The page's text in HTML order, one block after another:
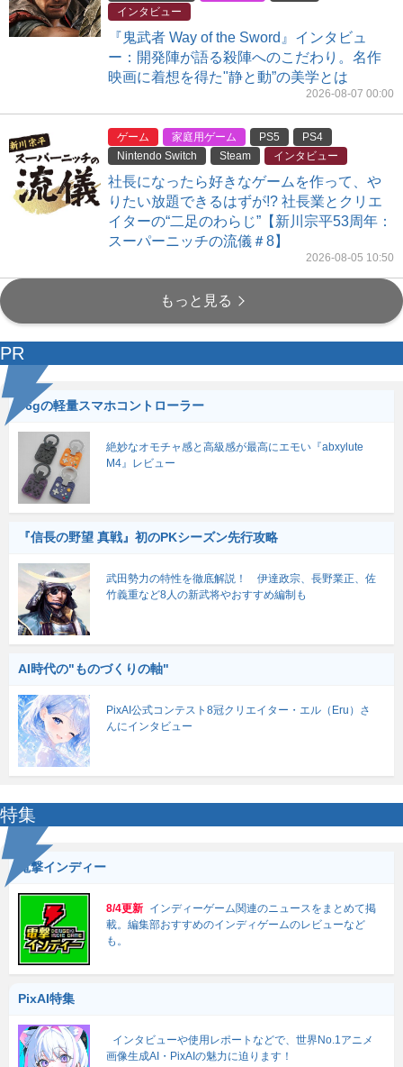
インタビュー
『鬼武者 Way of the Sword』インタビュ
ー：開発陣が語る殺陣へのこだわり。名作
映画に着想を得た"静と動”の美学とは
2026-08-07 00:00
ゲーム 家庭用ゲーム PS5
PS4
Nintendo Switch
Steam インタビュー
社長になったら好きなゲームを作って、や
りたい放題できるはずが!? 社長業とクリエ
イターの“二足のわらじ”【新川宗平53周年：
スーパーニッチの流儀＃8】
2026-08-05 10:50
もっと見る
PR
56gの軽量スマホコントローラー
絶妙なオモチャ感と高級感が最高にエモい『abxylute
M4』レビュー
『信長の野望 真戦』初のPKシーズン先行攻略
武田勢力の特性を徹底解説！ 伊達政宗、長野業正、佐
竹義重など8人の新武将やおすすめ編制も
AI時代の"ものづくりの軸"
PixAI公式コンテスト8冠クリエイター・エル（Eru）さ
んにインタビュー
特集
電撃インディー
8/4更新 インディーゲーム関連のニュースをまとめて掲
載。編集部おすすめのインディゲームのレビューなど
も。
PixAI特集
インタビューや使用レポートなどで、世界No.1アニメ
画像生成AI・PixAIの魅力に迫ります！